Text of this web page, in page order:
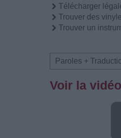
Télécharger
Trouver des
Trouver un
Paroles +
Voir la